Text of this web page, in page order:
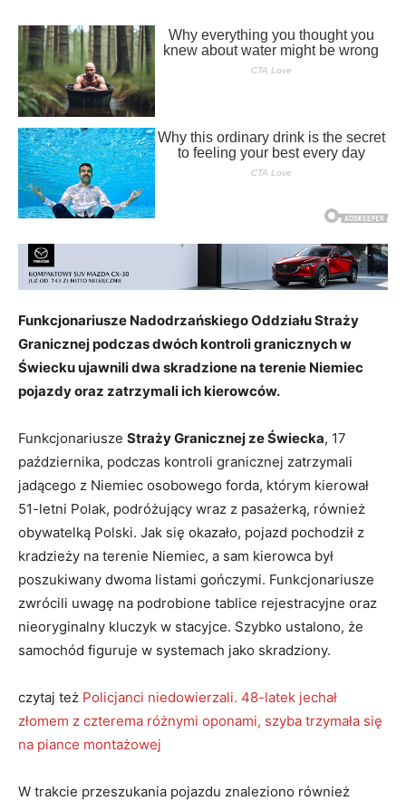
Funkcjonariusze Nadodrzańskiego Oddziału Straży
Granicznej podczas dwóch kontroli granicznych w
Świecku ujawnili dwa skradzione na terenie Niemiec
pojazdy oraz zatrzymali ich kierowców.
Funkcjonariusze Straży Granicznej ze Świecka, 17
października, podczas kontroli granicznej zatrzymali
jadącego z Niemiec osobowego forda, którym kierował
51-letni Polak, podróżujący wraz z pasażerką, również
obywatelką Polski. Jak się okazało, pojazd pochodził z
kradzieży na terenie Niemiec, a sam kierowca był
poszukiwany dwoma listami gończymi. Funkcjonariusze
zwrócili uwagę na podrobione tablice rejestracyjne oraz
nieoryginalny kluczyk w stacyjce. Szybko ustalono, że
samochód figuruje w systemach jako skradziony.
czytaj też Policjanci niedowierzali. 48-latek jechał
złomem z czterema różnymi oponami, szyba trzymała się
na piance montażowej
W trakcie przeszukania pojazdu znaleziono również